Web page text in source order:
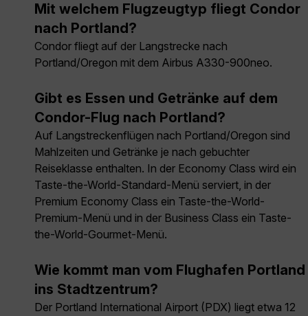
Mit welchem Flugzeugtyp fliegt Condor
nach Portland?
Condor fliegt auf der Langstrecke nach
Portland/Oregon mit dem Airbus A330-900neo.
Gibt es Essen und Getränke auf dem
Condor-Flug nach Portland?
Auf Langstreckenflügen nach Portland/Oregon sind
Mahlzeiten und Getränke je nach gebuchter
Reiseklasse enthalten. In der Economy Class wird ein
Taste-the-World-Standard-Menü serviert, in der
Premium Economy Class ein Taste-the-World-
Premium-Menü und in der Business Class ein Taste-
the-World-Gourmet-Menü.
Wie kommt man vom Flughafen Portland
ins Stadtzentrum?
Der Portland International Airport (PDX) liegt etwa 12